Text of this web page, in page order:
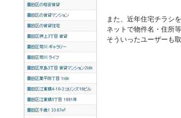
また、近年住宅チラシ
ネットで物件名・住所
そういったユーザーも
当社の特徴と実績